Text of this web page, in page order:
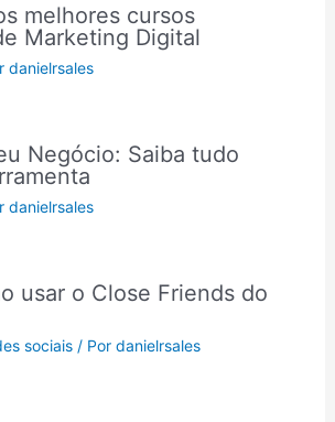
melhores cursos
Marketing Digital
danielrsales
Negócio: Saiba tudo
danielrsales
usar o Close Friends do
sociais / Pordanielrsales